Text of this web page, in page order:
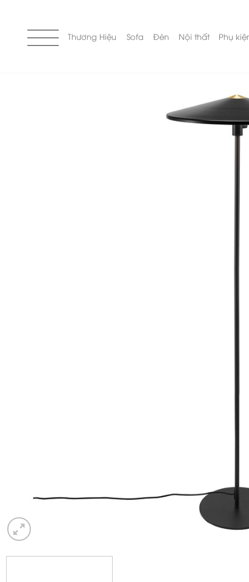
content
Thương Hiệu Sofa Đèn Nội thất Phụ